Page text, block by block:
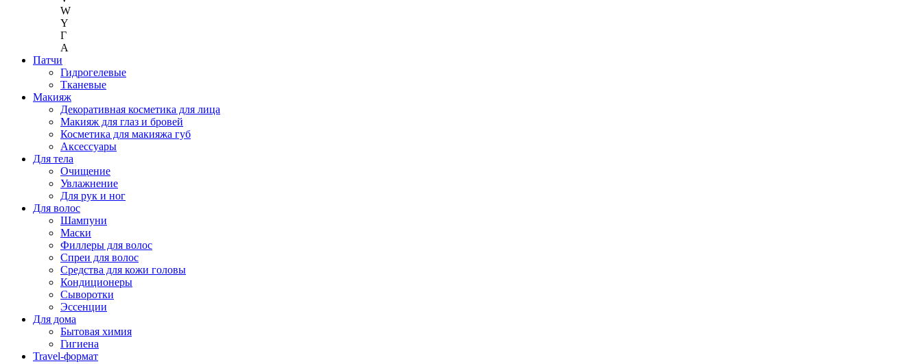
W
Y
Г
A
Патчи
Гидрогелевые
Тканевые
Макияж
Декоративная косметика для лица
Макияж для глаз и бровей
Косметика для макияжа губ
Аксессуары
Для тела
Очищение
Увлажнение
Для рук и ног
Для волос
Шампуни
Маски
Филлеры для волос
Спреи для волос
Средства для кожи головы
Кондиционеры
Сыворотки
Эссенции
Для дома
Бытовая химия
Гигиена
Travel-формат